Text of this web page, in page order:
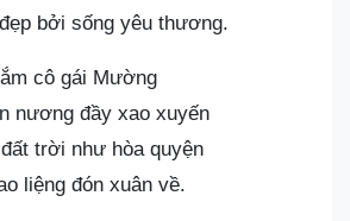
bởi sống yêu thương.
cô gái Mường
nương đầy xao xuyến
trời như hòa quyện
liệng đón xuân về.